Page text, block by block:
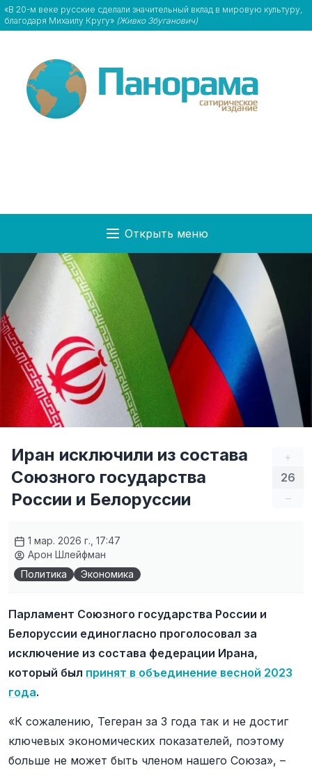
«В 20-м веке русские сделали значительный вклад в мировую культуру,
благодаря Михаилу Кругу» (Живко Збуганович)
Открыть меню
+
26
–
Иран исключили из состава
Союзного государства
России и Белоруссии
1 мар. 2026 г., 17:47
Арон Шлейфман
Политика
Экономика
Парламент Союзного государства России и
Белоруссии единогласно проголосовал за
исключение из состава федерации Ирана,
который был принят в объединение весной 2023
года.
«К сожалению, Тегеран за 3 года так и не достиг
ключевых экономических показателей, поэтому
больше не может быть членом нашего Союза», –